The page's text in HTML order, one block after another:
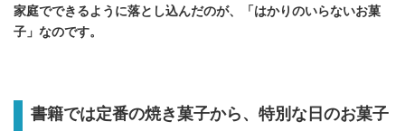
家庭でできるように落とし込んだのが、「はかりのいらないお菓
子」なのです。
書籍では定番の焼き菓子から、特別な日のお菓子